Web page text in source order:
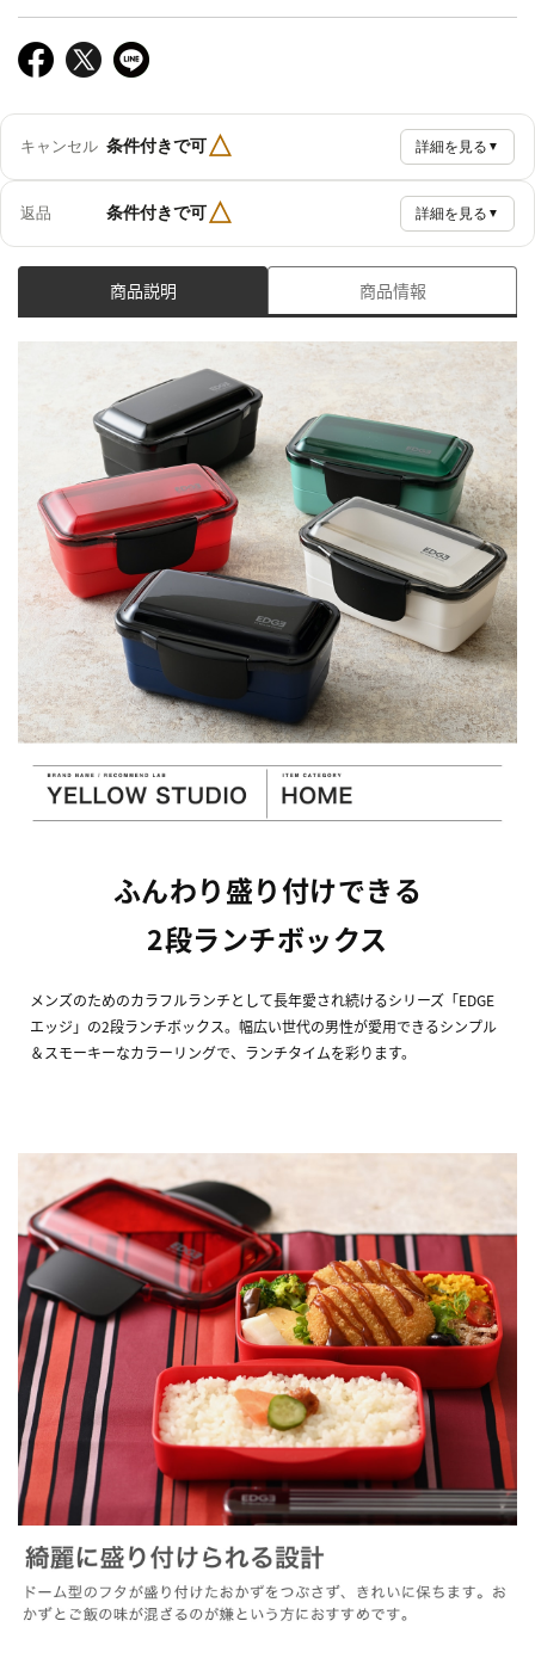
キャンセル 条件付きで可△ 詳細を見る ▼
返品 条件付きで可△ 詳細を見る ▼
商品説明 商品情報
ふんわり盛り付けできる
2段ランチボックス
メンズのためのカラフルランチとして長年愛され続けるシリーズ「EDGE
エッジ」の2段ランチボックス。幅広い世代の男性が愛用できるシンプル
＆スモーキーなカラーリングで、ランチタイムを彩ります。